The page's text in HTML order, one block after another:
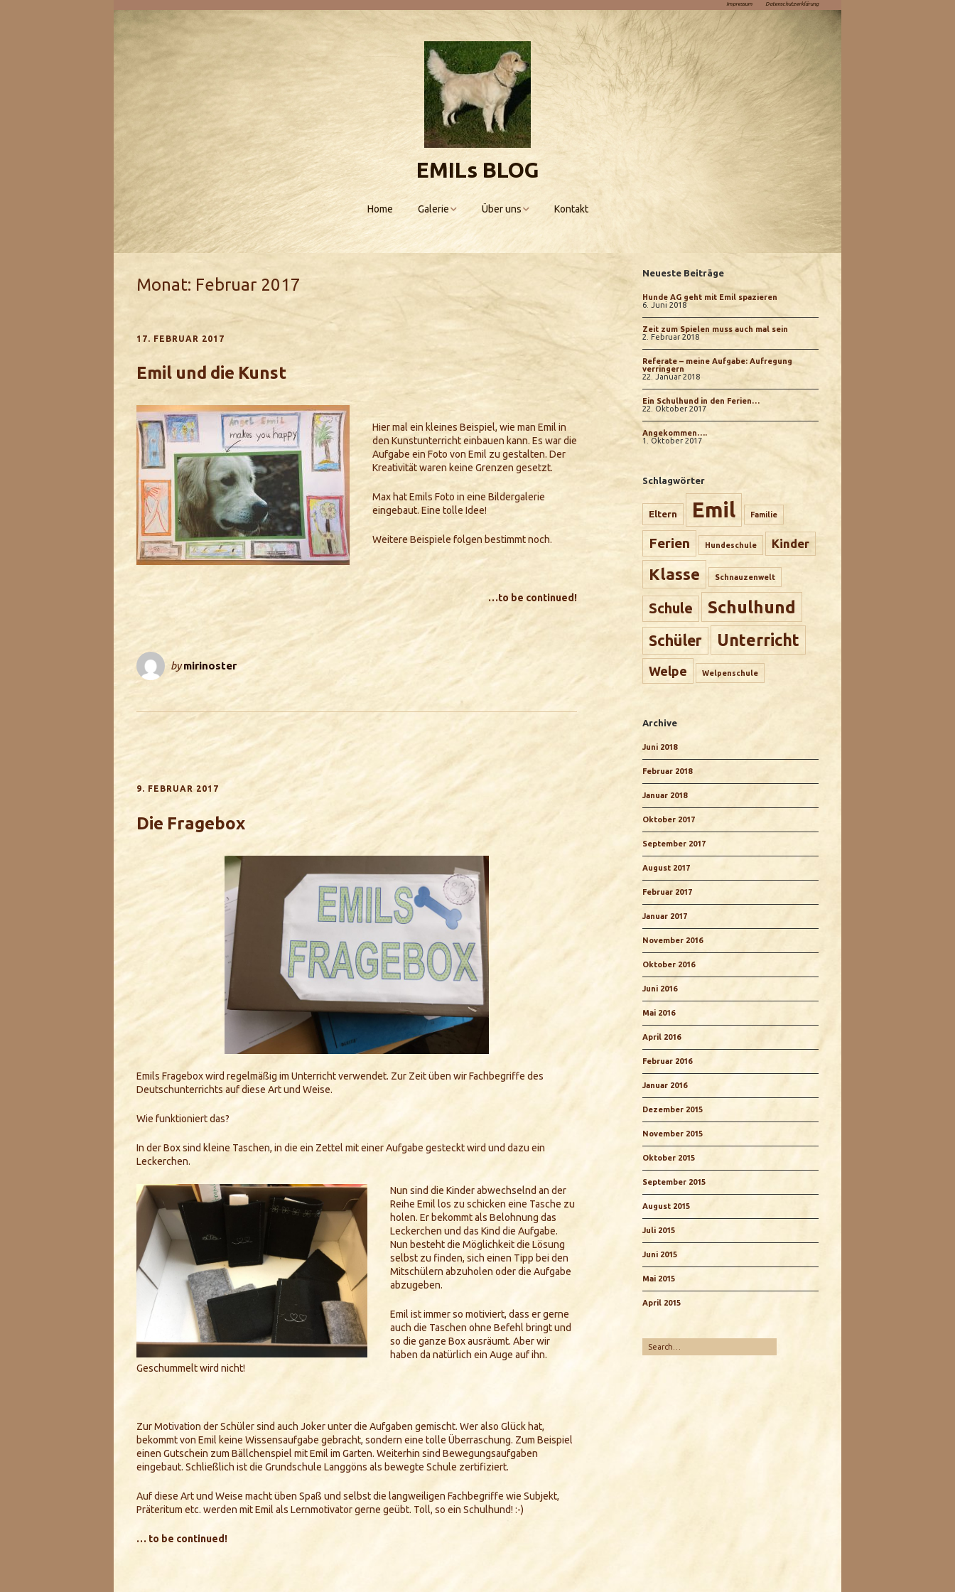
Impressum Datenschutzerklärung
EMILs BLOG
Home Galerie
Emils Kinderstube
Über uns Kontakt
Monat: Februar 2017
17. FEBRUAR 2017
Emil und die Kunst
Hier mal ein kleines Beispiel, wie man Emil in
den Kunstunterricht einbauen kann. Es war die
Aufgabe ein Foto von Emil zu gestalten. Der
Kreativität waren keine Grenzen gesetzt.
Max hat Emils Foto in eine Bildergalerie
eingebaut. Eine tolle Idee!
Weitere Beispiele folgen bestimmt noch.
…to be continued!
bymirinoster
9. FEBRUAR 2017
Die Fragebox
Emils Fragebox wird regelmäßig im Unterricht verwendet. Zur Zeit üben wir Fachbegriffe des
Deutschunterrichts auf diese Art und Weise.
Wie funktioniert das?
In der Box sind kleine Taschen, in die ein Zettel mit einer Aufgabe gesteckt wird und dazu ein
Leckerchen.
Nun sind die Kinder abwechselnd an der
Reihe Emil los zu schicken eine Tasche zu
holen. Er bekommt als Belohnung das
Leckerchen und das Kind die Aufgabe.
Nun besteht die Möglichkeit die Lösung
selbst zu finden, sich einen Tipp bei den
Mitschülern abzuholen oder die Aufgabe
abzugeben.
Emil ist immer so motiviert, dass er gerne
auch die Taschen ohne Befehl bringt und
so die ganze Box ausräumt. Aber wir
haben da natürlich ein Auge auf ihn.
Geschummelt wird nicht!
Zur Motivation der Schüler sind auch Joker unter die Aufgaben gemischt. Wer also Glück hat,
bekommt von Emil keine Wissensaufgabe gebracht, sondern eine tolle Überraschung. Zum Beispiel
einen Gutschein zum Bällchenspiel mit Emil im Garten. Weiterhin sind Bewegungsaufgaben
eingebaut. Schließlich ist die Grundschule Langgöns als bewegte Schule zertifiziert.
Auf diese Art und Weise macht üben Spaß und selbst die langweiligen Fachbegriffe wie Subjekt,
Präteritum etc. werden mit Emil als Lernmotivator gerne geübt. Toll, so ein Schulhund! :-)
… to be continued!
Neueste Beiträge
Hunde AG geht mit Emil spazieren
6. Juni 2018
Zeit zum Spielen muss auch mal sein
2. Februar 2018
Referate – meine Aufgabe: Aufregung
verringern
22. Januar 2018
Ein Schulhund in den Ferien…
22. Oktober 2017
Angekommen….
1. Oktober 2017
Schlagwörter
Eltern Emil Familie
Ferien Hundeschule Kinder
Klasse Schnauzenwelt
Schule Schulhund
Schüler Unterricht
Welpe Welpenschule
Archive
Juni 2018
Februar 2018
Januar 2018
Oktober 2017
September 2017
August 2017
Februar 2017
Januar 2017
November 2016
Oktober 2016
Juni 2016
Mai 2016
April 2016
Februar 2016
Januar 2016
Dezember 2015
November 2015
Oktober 2015
September 2015
August 2015
Juli 2015
Juni 2015
Mai 2015
April 2015